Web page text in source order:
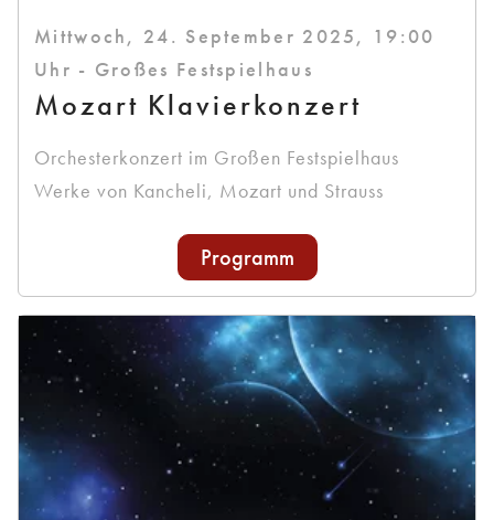
Mittwoch, 24. September 2025, 19:00
Uhr - Großes Festspielhaus
Mozart Klavierkonzert
Orchesterkonzert im Großen Festspielhaus
Werke von Kancheli, Mozart und Strauss
Programm